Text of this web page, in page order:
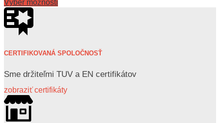
Výber možností
CERTIFIKOVANÁ SPOLOČNOSŤ
Sme držiteľmi TUV a EN certifikátov
zobraziť certifikáty